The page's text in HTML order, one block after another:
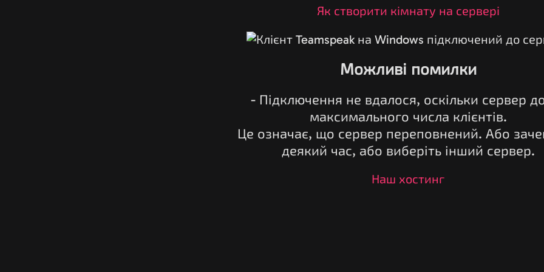
Як створити кімнату на сервері
Можливі помилки
- Підключення не вдалося, оскільки сервер
максимального числа клієнтів.
Це означає, що сервер переповнений. Або
деякий час, або виберіть інший сервер.
Наш хостинг